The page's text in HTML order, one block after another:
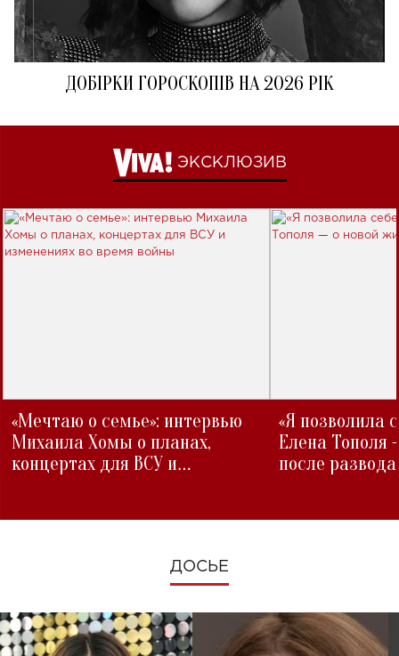
ДОБІРКИ ГОРОСКОПІВ НА 2026 РІК
ЭКСКЛЮЗИВ
«Мечтаю о семье»: интервью
Михаила Хомы о планах,
концертах для ВСУ и
«Я позволила
Елена Тополя
после развода
ДОСЬЕ